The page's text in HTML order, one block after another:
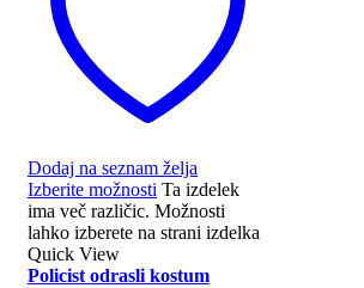
Dodaj na seznam želja
Izberite možnosti Ta izdelek
ima več različic. Možnosti
lahko izberete na strani izdelka
Quick View
Policist odrasli kostum